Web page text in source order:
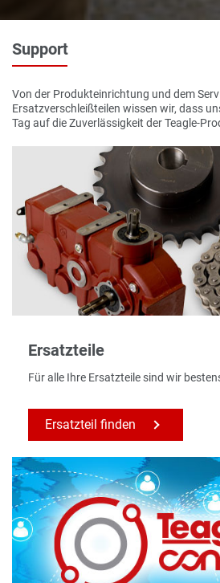
Support
Von der Produkteinrichtung und dem
Ersatzverschleißteilen wissen wir, dass
Tag auf die Zuverlässigkeit der Teagle-
Ersatzteile
Für alle Ihre Ersatzteile sind wir
Ersatzteil finden